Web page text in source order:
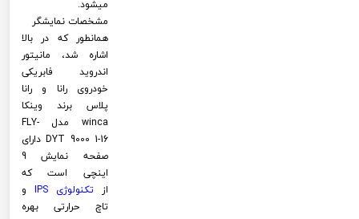
میشود.
مشخصات نمایشگر
همانطور که در بالا
اشاره شد، مانیتور
اندروید فابریکی
خودروی رانا و رانا
پلاس برند وینکا
winca مدل FLY-
DYT 9000 1-16 دارای
صفحه نمایش 9
اینچی است که
از تکنولوژی IPS و
تاچ حرارتی بهره